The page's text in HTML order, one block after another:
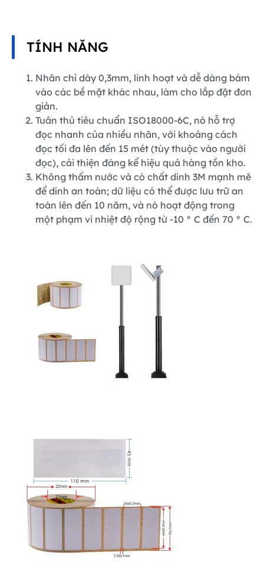
TÍNH NĂNG
Nhãn chỉ dày 0,3mm, linh hoạt và dễ dàng bám
vào các bề mặt khác nhau, làm cho lắp đặt đơn
giản.
Tuân thủ tiêu chuẩn ISO18000-6C, nó hỗ trợ
đọc nhanh của nhiều nhãn, với khoảng cách
đọc tối đa lên đến 15 mét (tùy thuộc vào người
đọc), cải thiện đáng kể hiệu quả hàng tồn kho.
Không thấm nước và có chất dính 3M mạnh mẽ
để dính an toàn; dữ liệu có thể được lưu trữ an
toàn lên đến 10 năm, và nó hoạt động trong
một phạm vi nhiệt độ rộng từ -10 ° C đến 70 ° C.